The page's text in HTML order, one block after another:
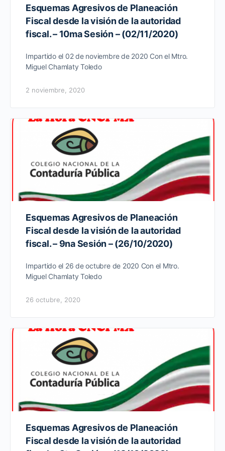
Esquemas Agresivos de Planeación
Fiscal desde la visión de la autoridad
fiscal. – 10ma Sesión – (02/11/2020)
Impartido el 02 de noviembre de 2020 Con el Mtro.
Miguel Chamlaty Toledo
2 noviembre, 2020
Esquemas Agresivos de Planeación
Fiscal desde la visión de la autoridad
fiscal. – 9na Sesión – (26/10/2020)
Impartido el 26 de octubre de 2020 Con el Mtro.
Miguel Chamlaty Toledo
26 octubre, 2020
Esquemas Agresivos de Planeación
Fiscal desde la visión de la autoridad